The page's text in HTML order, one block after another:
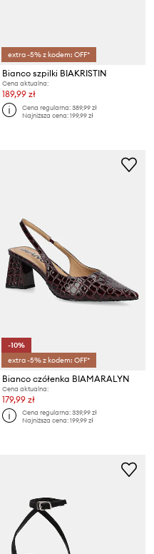
extra -5% z kodem: OFF*
Bianco szpilki BIAKRISTIN
Cena aktualna:
189,99 zł
Cena regularna:389,99 zł
Najniższa cena:199,99 zł
-10%
extra -5% z kodem: OFF*
Bianco czółenka BIAMARALYN
Cena aktualna:
179,99 zł
Cena regularna:339,99 zł
Najniższa cena:199,99 zł